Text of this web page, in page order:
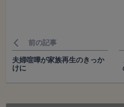
前の記事
夫婦喧嘩が家族再生のきっか
けに